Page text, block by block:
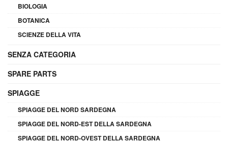
BIOLOGIA
BOTANICA
SCIENZE DELLA VITA
SENZA CATEGORIA
SPARE PARTS
SPIAGGE
SPIAGGE DEL NORD SARDEGNA
SPIAGGE DEL NORD-EST DELLA SARDEGNA
SPIAGGE DEL NORD-OVEST DELLA SARDEGNA